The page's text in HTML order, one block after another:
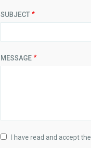
SUBJECT
MESSAGE
I have read and accept the